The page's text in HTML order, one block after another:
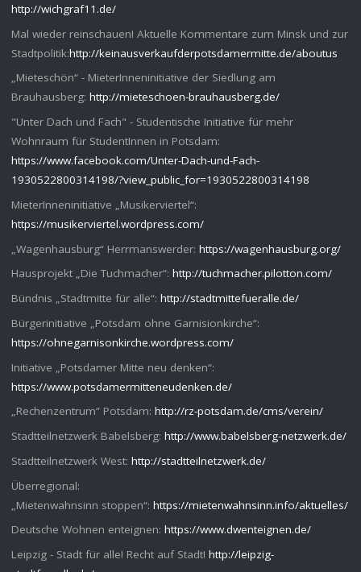
http://wichgraf11.de/
Mal wieder reinschauen! Aktuelle Kommentare zum Minsk und zur
Stadtpolitik:http://keinausverkaufderpotsdamermitte.de/aboutus
„Mieteschön“ - MieterInneninitiative der Siedlung am
Brauhausberg: http://mieteschoen-brauhausberg.de/
"Unter Dach und Fach" - Studentische Initiative für mehr
Wohnraum für StudentInnen in Potsdam:
https://www.facebook.com/Unter-Dach-und-Fach-
1930522800314198/?view_public_for=1930522800314198
MieterInneninitiative „Musikerviertel“:
https://musikerviertel.wordpress.com/
„Wagenhausburg“ Herrmanswerder: https://wagenhausburg.org/
Hausprojekt „Die Tuchmacher“: http://tuchmacher.pilotton.com/
Bündnis „Stadtmitte für alle“: http://stadtmittefueralle.de/
Bürgerinitiative „Potsdam ohne Garnisionkirche“:
https://ohnegarnisonkirche.wordpress.com/
Initiative „Potsdamer Mitte neu denken“:
https://www.potsdamermitteneudenken.de/
„Rechenzentrum“ Potsdam: http://rz-potsdam.de/cms/verein/
Stadtteilnetzwerk Babelsberg: http://www.babelsberg-netzwerk.de/
Stadtteilnetzwerk West: http://stadtteilnetzwerk.de/
Überregional:
„Mietenwahnsinn stoppen“: https://mietenwahnsinn.info/aktuelles/
Deutsche Wohnen enteignen: https://www.dwenteignen.de/
Leipzig - Stadt für alle! Recht auf Stadt! http://leipzig-